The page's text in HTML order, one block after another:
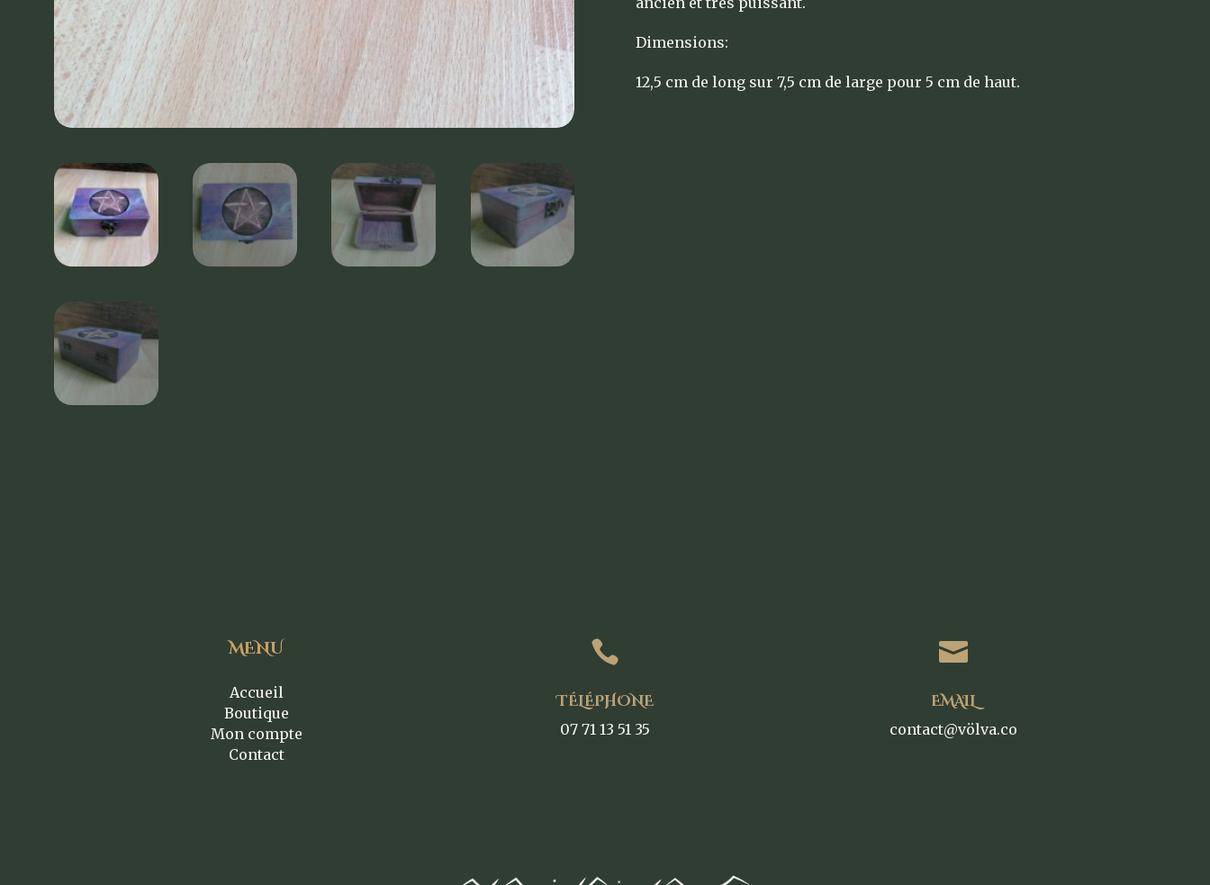
Dimensions:
12,5 cm de long sur 7,5 cm de large pour 5 cm de haut.
MENU
Accueil
Boutique
Mon compte
Contact

TÉLÉPHONE
07 71 13 51 35

EMAIL
contact@völva.co